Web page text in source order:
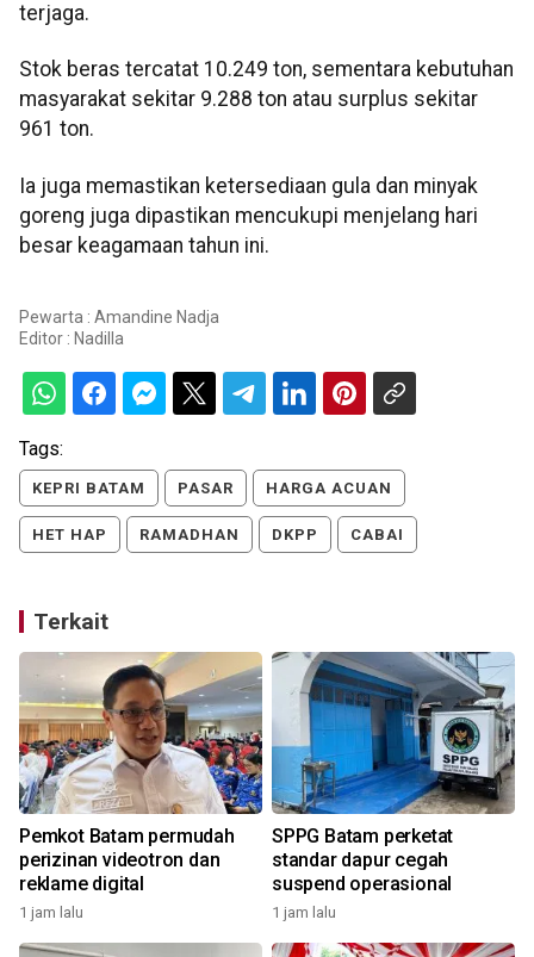
terjaga.
Stok beras tercatat 10.249 ton, sementara kebutuhan
masyarakat sekitar 9.288 ton atau surplus sekitar
961 ton.
Ia juga memastikan ketersediaan gula dan minyak
goreng juga dipastikan mencukupi menjelang hari
besar keagamaan tahun ini.
Pewarta : Amandine Nadja
Editor : Nadilla
Tags:
KEPRI BATAM PASAR HARGA ACUAN
HET HAP RAMADHAN DKPP CABAI
Terkait
Pemkot Batam permudah
perizinan videotron dan
reklame digital
1 jam lalu
SPPG Batam perketat
standar dapur cegah
suspend operasional
1 jam lalu